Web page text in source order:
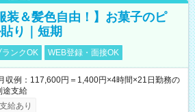
装＆髪色自由！】お菓子のピ
り｜短期
ランクOK WEB登録・面接OK
収例：117,600円＝1,400円×4時間×21日勤務の
途支給
給あり